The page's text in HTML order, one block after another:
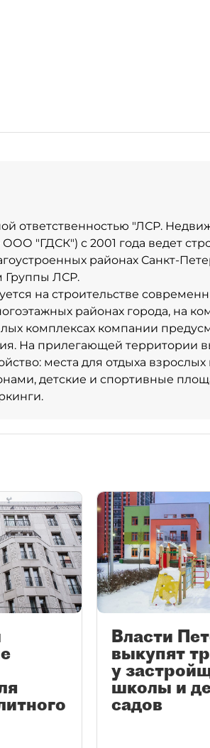
ответственностью "ЛСР.
"ГДСК") с 2001 года ведет
районах Санкт-
Группы ЛСР.
на строительстве
районах города, на
комплексах компании
На прилегающей территории
места для отдыха
детские и спортивные
Власти
выкупят
у
школы и
садов